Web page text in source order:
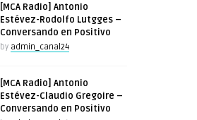
[MCA Radio] Antonio
Estévez-Rodolfo Lutgges –
Conversando en Positivo
by admin_canal24
[MCA Radio] Antonio
Estévez-Claudio Gregoire –
Conversando en Positivo